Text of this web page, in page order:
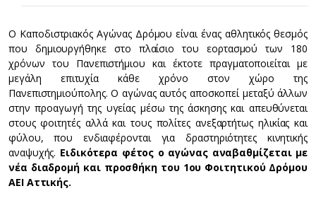
Ο Καποδιστριακός Αγώνας Δρόμου είναι ένας αθλητικός θεσμός
που δημιουργήθηκε στο πλαίσιο του εορτασμού των 180
χρόνων του Πανεπιστήμιου και έκτοτε πραγματοποιείται με
μεγάλη επιτυχία κάθε χρόνο στον χώρο της
Πανεπιστημιούπολης. Ο αγώνας αυτός αποσκοπεί μεταξύ άλλων
στην προαγωγή της υγείας μέσω της άσκησης και απευθύνεται
στους φοιτητές αλλά και τους πολίτες ανεξαρτήτως ηλικίας και
φύλου, που ενδιαφέρονται για δραστηριότητες κινητικής
αναψυχής. Ειδικότερα φέτος ο αγώνας αναβαθμίζεται με
νέα διαδρομή και προσθήκη του 1ου Φοιτητικού Δρόμου
ΑΕΙ Αττικής.